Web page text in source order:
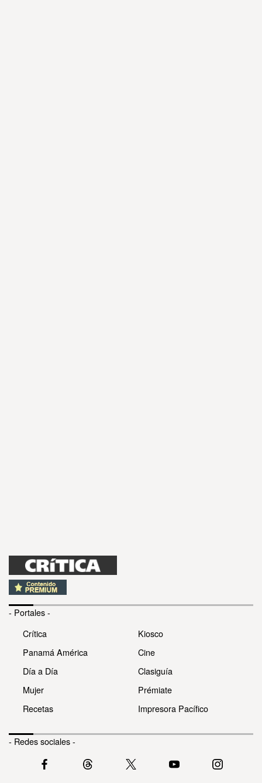
- Portales -
Crítica
Panamá América
Día a Día
Mujer
Recetas
Kiosco
Cine
Clasiguía
Prémiate
Impresora Pacífico
- Redes sociales -